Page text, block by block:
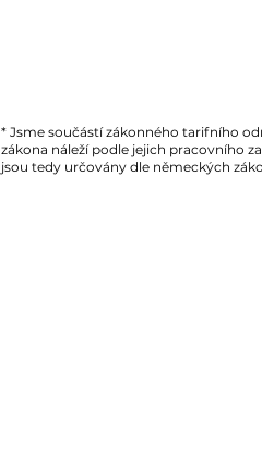
* Jsme součástí zákonného tarifního
zákona náleží podle jejich pracovního
jsou tedy určovány dle německých